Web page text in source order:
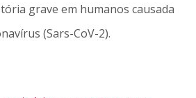
grave em humanos causada
(Sars-CoV-2).